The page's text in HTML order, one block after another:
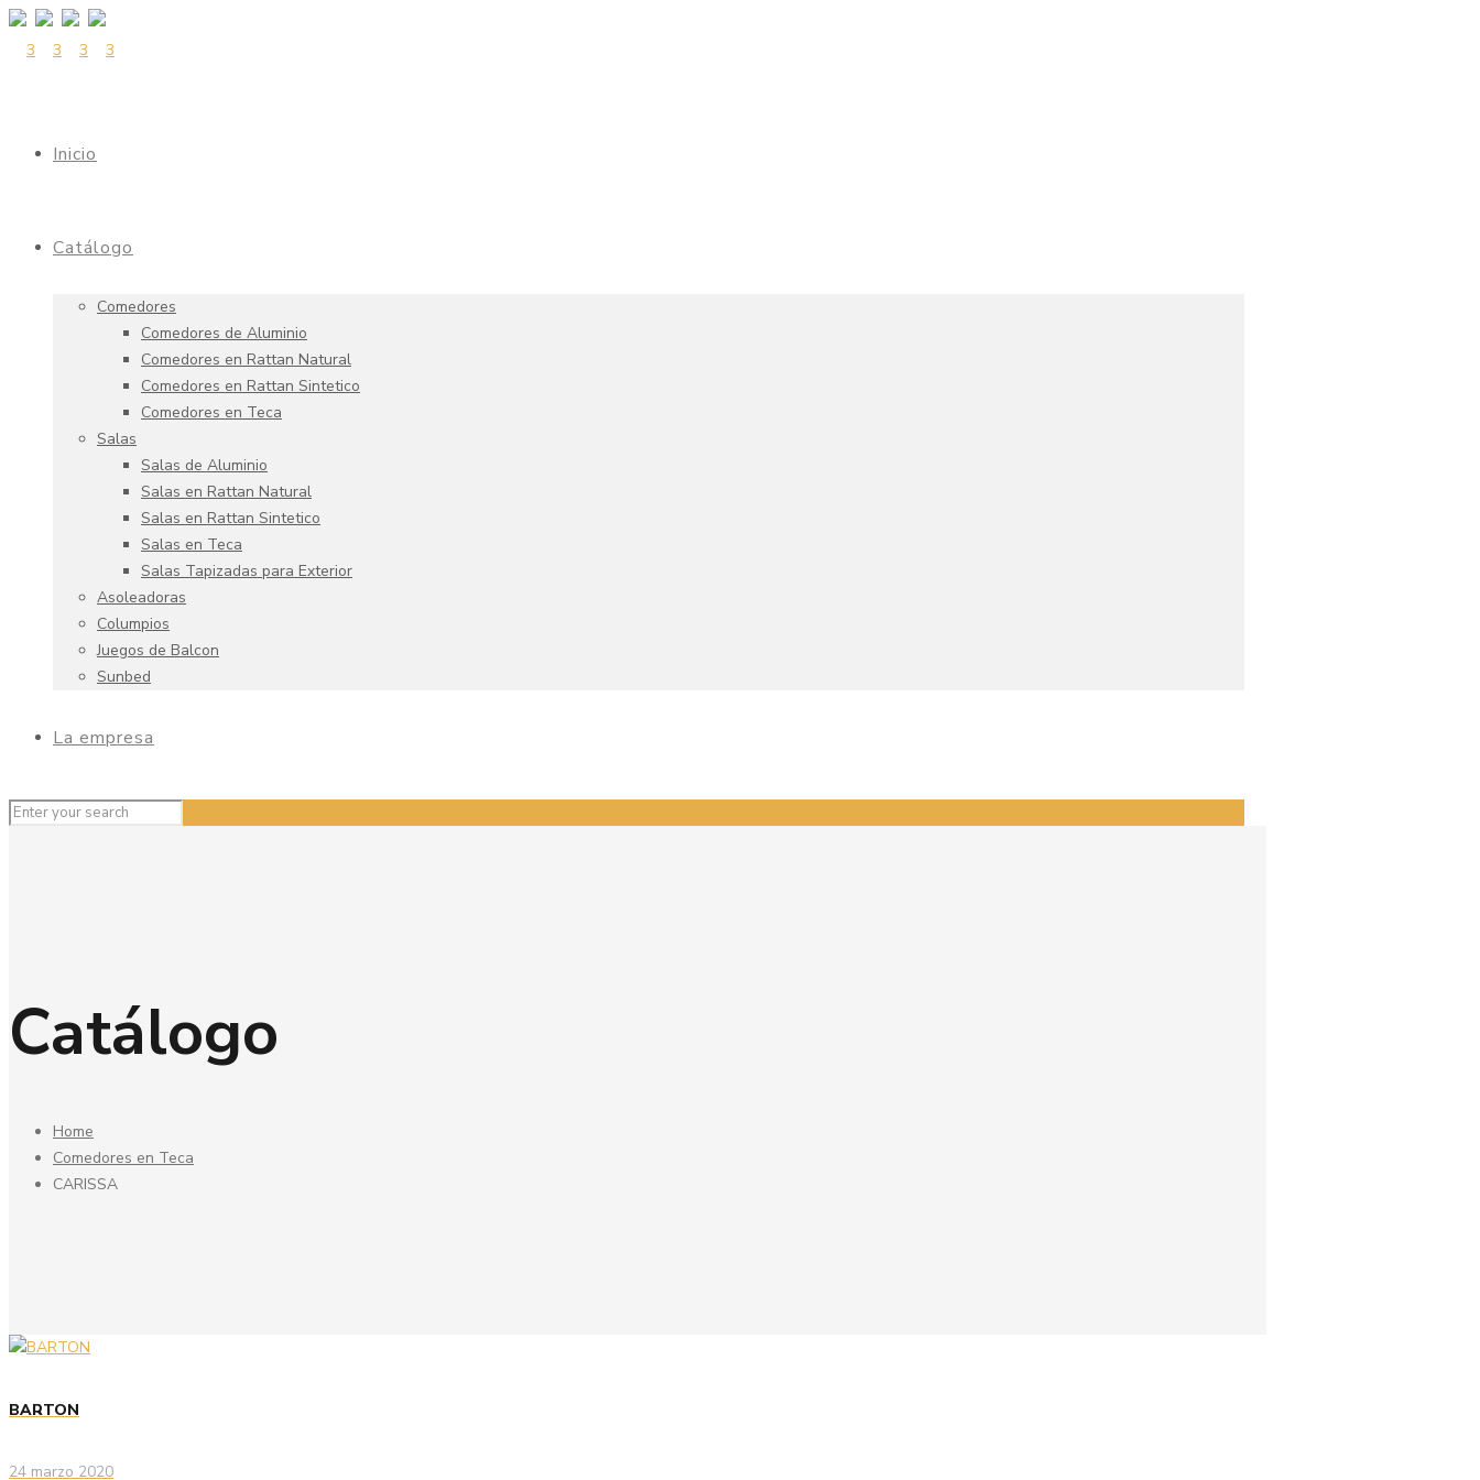
Inicio
Catálogo
Comedores
Comedores de Aluminio
Comedores en Rattan Natural
Comedores en Rattan Sintetico
Comedores en Teca
Salas
Salas de Aluminio
Salas en Rattan Natural
Salas en Rattan Sintetico
Salas en Teca
Salas Tapizadas para Exterior
Asoleadoras
Columpios
Juegos de Balcon
Sunbed
La empresa
Catálogo
Home
Comedores en Teca
CARISSA
BARTON
24 marzo 2020